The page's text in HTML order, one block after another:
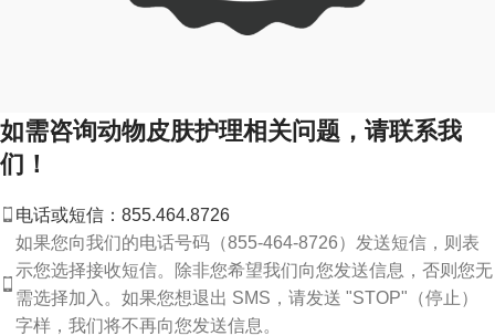
如需咨询动物皮肤护理相关问题，请联系我
们！
电话或短信：855.464.8726
如果您向我们的电话号码（855-464-8726）发送短信，则表
示您选择接收短信。除非您希望我们向您发送信息，否则您无
需选择加入。如果您想退出 SMS，请发送 "STOP"（停止）
字样，我们将不再向您发送信息。